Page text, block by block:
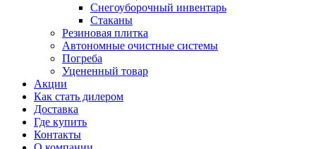
Снегоуборочный инвентарь
Стаканы
Резиновая плитка
Автономные очистные системы
Погреба
Уцененный товар
Акции
Как стать дилером
Доставка
Где купить
Контакты